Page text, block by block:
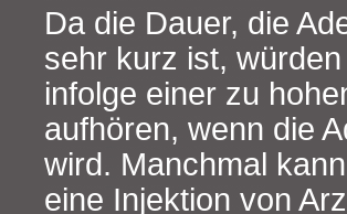
Da die Dauer, die
sehr kurz ist,
infolge einer zu
aufhören, wenn die
wird. Manchmal
eine Injektion von